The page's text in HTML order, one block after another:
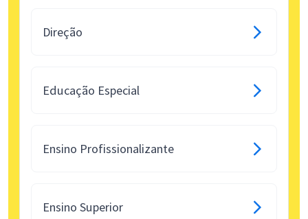
Direção
Educação Especial
Ensino Profissionalizante
Ensino Superior